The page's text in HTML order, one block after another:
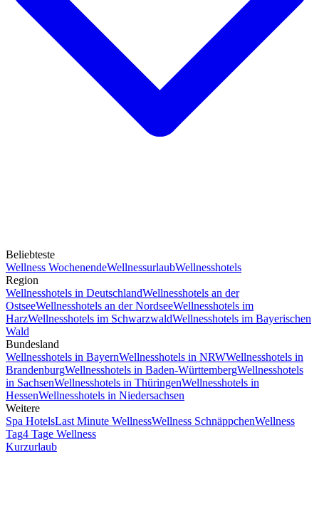
Beliebteste
Wellness WochenendeWellnessurlaubWellnesshotels
Region
Wellnesshotels in DeutschlandWellnesshotels an der
OstseeWellnesshotels an der NordseeWellnesshotels im
HarzWellnesshotels im SchwarzwaldWellnesshotels im Bayerischen
Wald
Bundesland
Wellnesshotels in BayernWellnesshotels in NRWWellnesshotels in
BrandenburgWellnesshotels in Baden-WürttembergWellnesshotels
in SachsenWellnesshotels in ThüringenWellnesshotels in
HessenWellnesshotels in Niedersachsen
Weitere
Spa HotelsLast Minute WellnessWellness SchnäppchenWellness
Tag4 Tage Wellness
Kurzurlaub